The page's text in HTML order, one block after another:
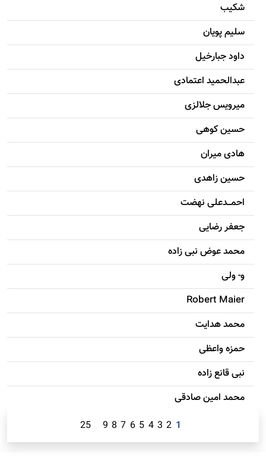
شکيب
سليم پویان
داود جبارخیل
عبدالحمید اعتمادی
میرویس جلالزی
حسين کوهی
هادی ميران
حسين زاهدی
احمـــدعلی نهضت
جعفر رضایی
محمد عوض نبی زاده
و- ولی
Robert Maier
محمد هدایت
حمزه واعظی
نبی قانع زاده
محمد امين صادقی
1
2
3
4
5
6
7
8
9
25